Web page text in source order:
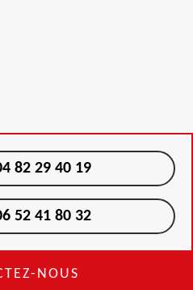
82 29 40 19
52 41 80 32
NOUS